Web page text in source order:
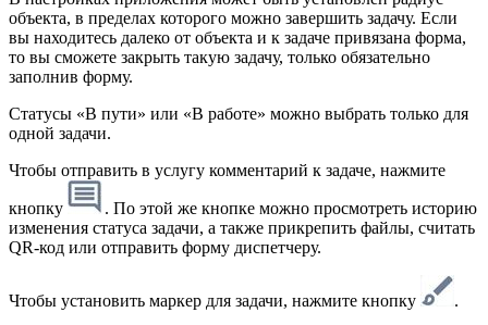
объекта, в пределах которого можно завершить задачу. Если
вы находитесь далеко от объекта и к задаче привязана форма,
то вы сможете закрыть такую задачу, только обязательно
заполнив форму.
Статусы «В пути» или «В работе» можно выбрать только для
одной задачи.
Чтобы отправить в услугу комментарий к задаче, нажмите
кнопку
. По этой же кнопке можно просмотреть историю
изменения статуса задачи, а также прикрепить файлы, считать
QR-код или отправить форму диспетчеру.
Чтобы установить маркер для задачи, нажмите кнопку
.